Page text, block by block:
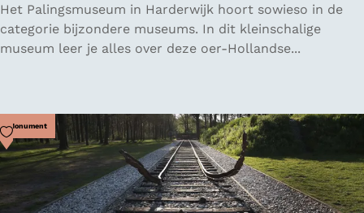
H
e
t
i
n
g
u
Het Palingsmuseum in Harderwijk hoort sowieso in de
categorie bijzondere museums. In dit kleinschalige
museum leer je alles over deze oer-Hollandse...
Monument
Voeg toe als favoriet